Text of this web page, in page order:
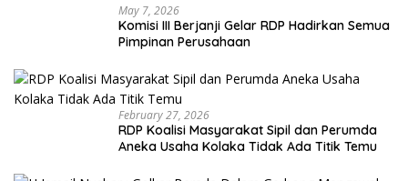
May 7, 2026
Komisi III Berjanji Gelar RDP Hadirkan Semua
Pimpinan Perusahaan
February 27, 2026
RDP Koalisi Masyarakat Sipil dan Perumda
Aneka Usaha Kolaka Tidak Ada Titik Temu